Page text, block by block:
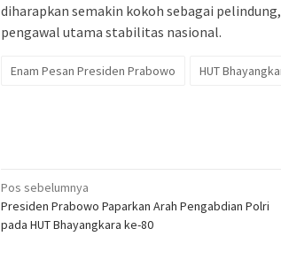
diharapkan semakin kokoh sebagai
pengawal utama stabilitas nasional.
Enam Pesan Presiden Prabowo HUT
Navigasi
pos
Pos sebelumnya
Presiden Prabowo Paparkan Arah Pengabdian Polri
pada HUT Bhayangkara ke-80